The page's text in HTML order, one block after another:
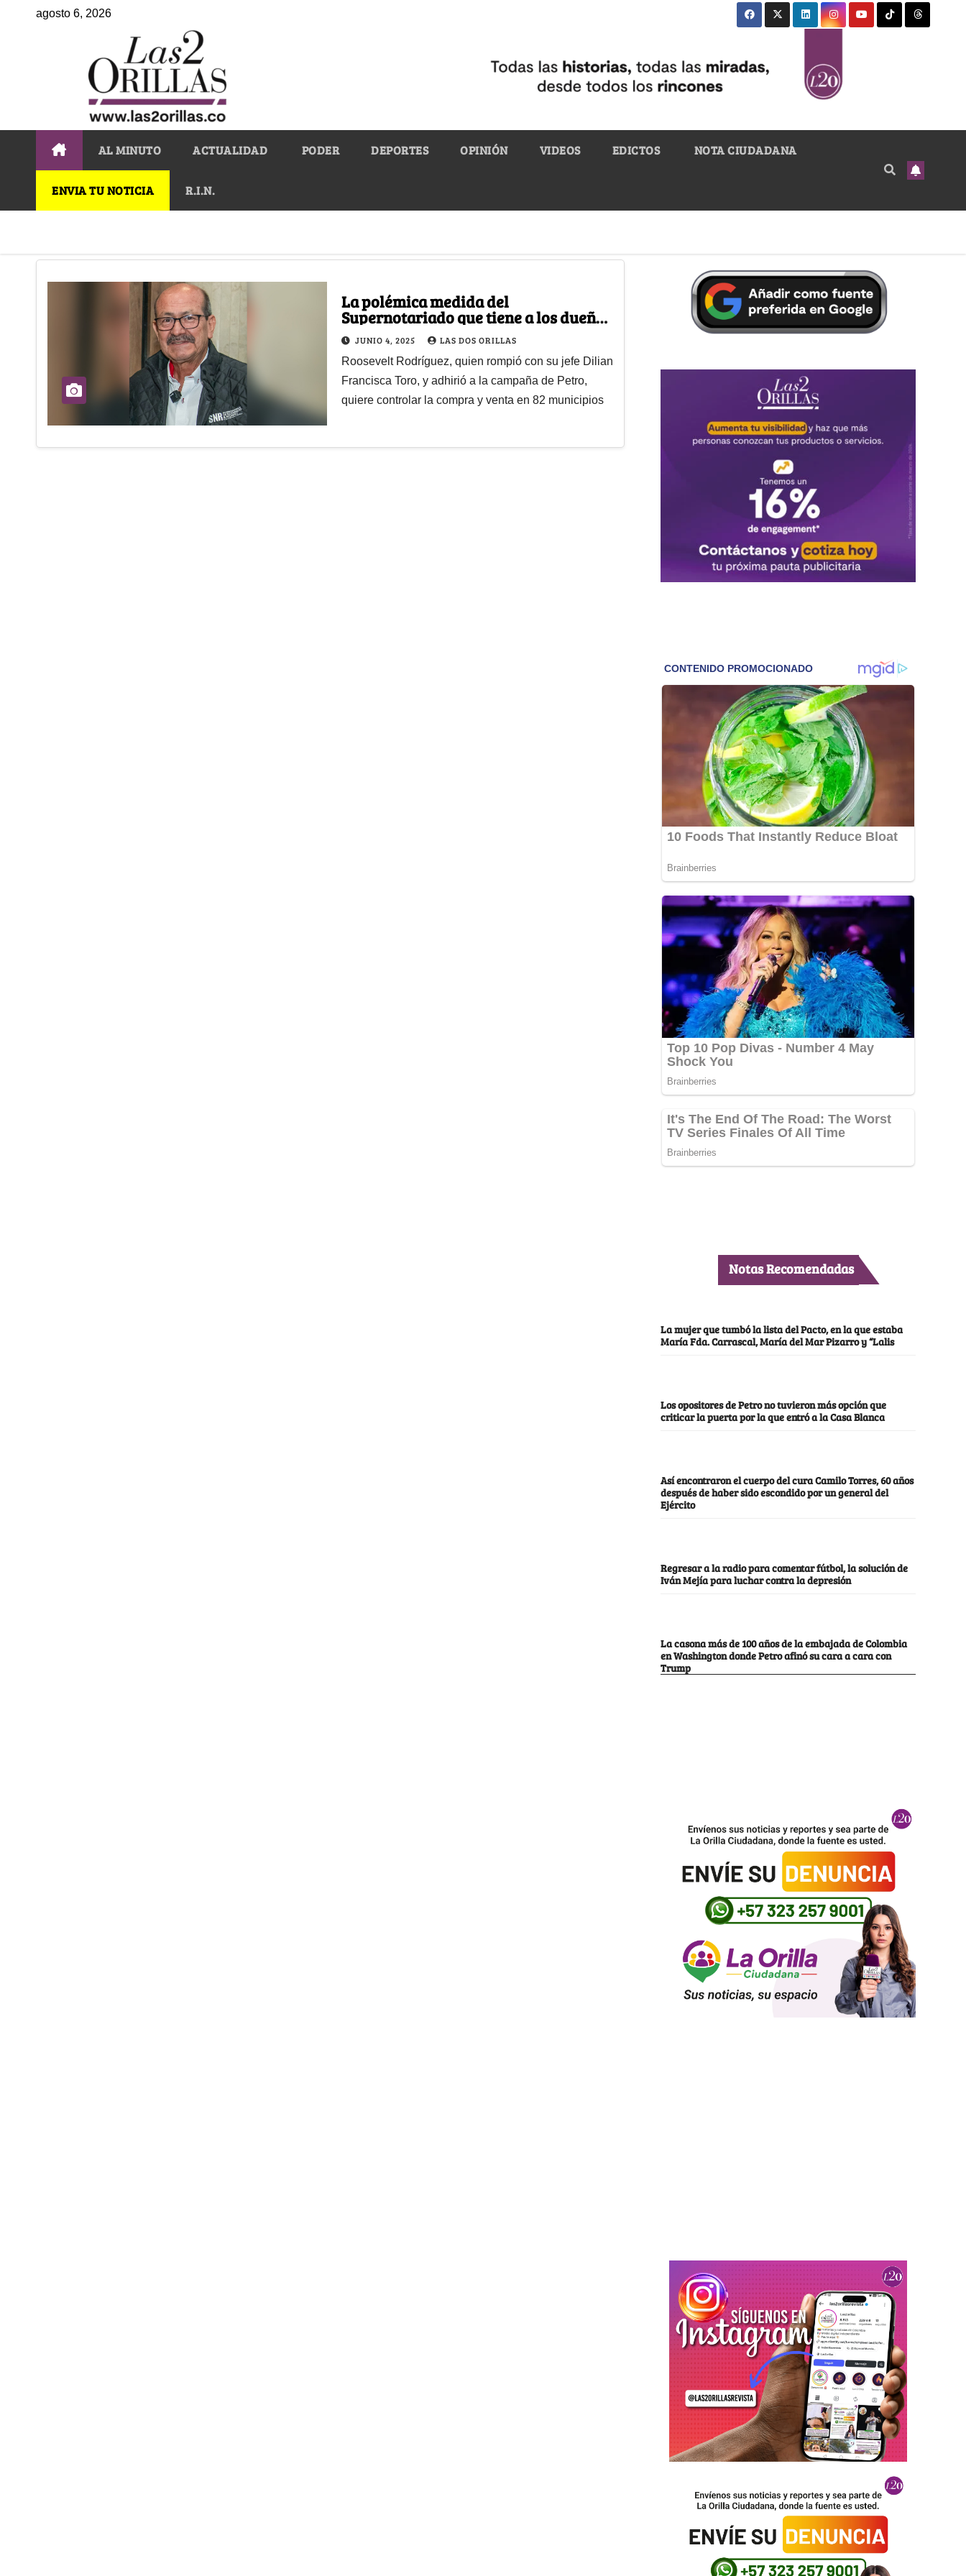
agosto 6, 2026
AL MINUTO ACTUALIDAD PODER DEPORTES OPINIÓN VIDEOS EDICTOS NOTA CIUDADANA
ENVIA TU NOTICIA R.I.N.
La polémica medida del
Supernotariado que tiene a los dueños
de tierras con las alarmas prendidas
JUNIO 4, 2025 LAS DOS ORILLAS
Roosevelt Rodríguez, quien rompió con su jefe Dilian
Francisca Toro, y adhirió a la campaña de Petro,
quiere controlar la compra y venta en 82 municipios
Notas Recomendadas
La mujer que tumbó la lista del Pacto, en la que estaba
María Fda. Carrascal, María del Mar Pizarro y “Lalis
Los opositores de Petro no tuvieron más opción que
criticar la puerta por la que entró a la Casa Blanca
Así encontraron el cuerpo del cura Camilo Torres, 60 años
después de haber sido escondido por un general del
Ejército
Regresar a la radio para comentar fútbol, la solución de
Iván Mejía para luchar contra la depresión
La casona más de 100 años de la embajada de Colombia
en Washington donde Petro afinó su cara a cara con
Trump